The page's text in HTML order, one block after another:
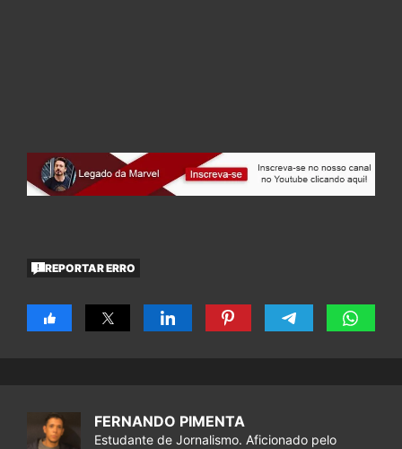
REPORTAR ERRO
FERNANDO PIMENTA
Estudante de Jornalismo. Aficionado pelo